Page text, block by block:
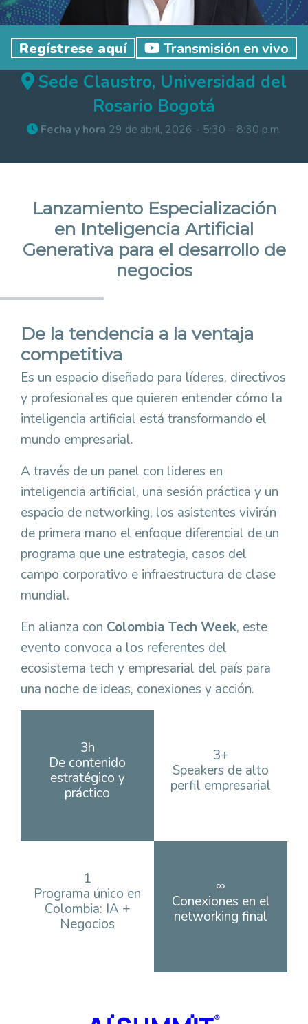
Regístrese aquí Transmisión en vivo
Lanzamiento Especialización
en Inteligencia Artificial
Generativa para el desarrollo de
negocios
De la tendencia a la ventaja
competitiva
Es un espacio diseñado para líderes, directivos
y profesionales que quieren entender cómo la
inteligencia artificial está transformando el
mundo empresarial.
A través de un panel con lideres en
inteligencia artificial, una sesión práctica y un
espacio de networking, los asistentes vivirán
de primera mano el enfoque diferencial de un
programa que une estrategia, casos del
campo corporativo e infraestructura de clase
mundial.
En alianza con Colombia Tech Week, este
evento convoca a los referentes del
ecosistema tech y empresarial del país para
una noche de ideas, conexiones y acción.
3h
De contenido
estratégico y
práctico
3+
Speakers de alto
perfil empresarial
1
Programa único en
Colombia: IA +
Negocios
∞
Conexiones en el
networking final
Sede Claustro, Universidad del
Rosario Bogotá
Fecha y hora 29 de abril, 2026 - 5:30 – 8:30 p.m.